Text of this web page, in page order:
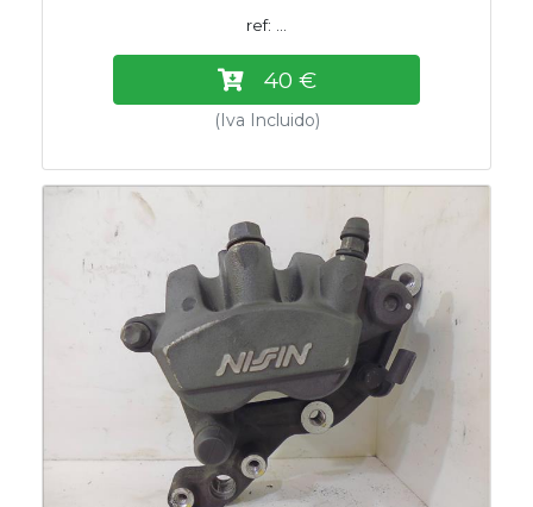
ref: ...
40 €
(Iva Incluido)